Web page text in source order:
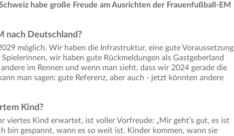
habe große Freude am Ausrichten der Frauenfußball-EM
nach Deutschland?
möglich. Wir haben die Infrastruktur, eine gute Voraussetzung
wir haben gute Rückmeldungen als Gastgeberland
im Rennen und wenn man sieht, dass wir 2024 gerade die
man sagen: gute Referenz, aber auch - jetzt könnten andere
Kind?
viertes Kind erwartet, ist voller Vorfreude: „Mir geht’s gut, es ist
bin gespannt, wann es so weit ist. Kinder kommen, wann sie